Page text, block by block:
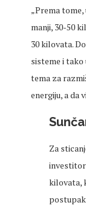
„Prema
manji, 30-50
30 kilovata.
sisteme i tako
tema za
energiju, a da
Za
kilovata,